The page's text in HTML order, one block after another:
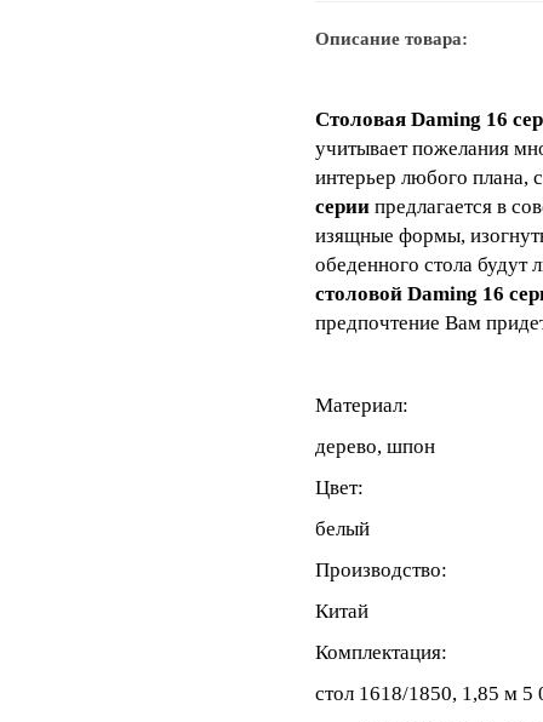
Описание товара:
Столовая Daming 16
учитывает пожелания
интерьер любого плана,
серии предлагается в
изящные формы,
обеденного стола
столовой Daming 16
предпочтение Вам
Материал:
дерево, шпон
Цвет:
белый
Производство:
Китай
Комплектация:
стол 1618/1850, 1,85 м 5